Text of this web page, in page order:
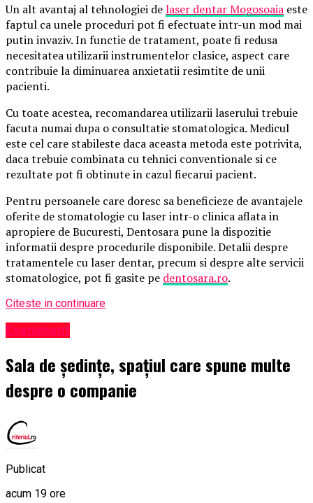
Un alt avantaj al tehnologiei delaser dentar Mogosoaia este
faptul ca unele proceduri pot fi efectuate intr-un mod mai
putin invaziv. In functie de tratament, poate fi redusa
necesitatea utilizarii instrumentelor clasice, aspect care
contribuie la diminuarea anxietatii resimtite de unii
pacienti.
Cu toate acestea, recomandarea utilizarii laserului trebuie
facuta numai dupa o consultatie stomatologica. Medicul
este cel care stabileste daca aceasta metoda este potrivita,
daca trebuie combinata cu tehnici conventionale si ce
rezultate pot fi obtinute in cazul fiecarui pacient.
Pentru persoanele care doresc sa beneficieze de avantajele
oferite de stomatologie cu laser intr-o clinica aflata in
apropiere de Bucuresti, Dentosara pune la dispozitie
informatii despre procedurile disponibile. Detalii despre
tratamentele cu laser dentar, precum si despre alte servicii
stomatologice, pot fi gasite pe dentosara.ro.
Citeste in continuare
Eveniment
Sala de ședințe, spațiul care spune multe
despre o companie
Publicat
acum 19 ore